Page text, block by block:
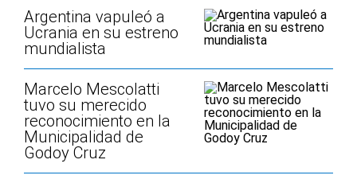
Argentina vapuleó a
Ucrania en su estreno
mundialista
Marcelo Mescolatti
tuvo su merecido
reconocimiento en la
Municipalidad de
Godoy Cruz